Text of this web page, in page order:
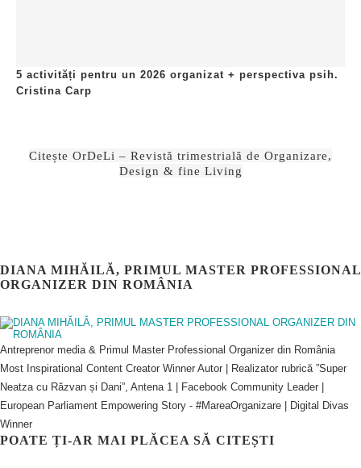
5 activități pentru un 2026 organizat + perspectiva psih.
Cristina Carp
Citește OrDeLi – Revistă trimestrială de Organizare,
Design & fine Living
DIANA MIHĂILĂ, PRIMUL MASTER PROFESSIONAL
ORGANIZER DIN ROMÂNIA
Antreprenor media & Primul Master Professional Organizer din România
Most Inspirational Content Creator Winner Autor | Realizator rubrică ”Super
Neatza cu Răzvan și Dani”, Antena 1 | Facebook Community Leader |
European Parliament Empowering Story - #MareaOrganizare | Digital Divas
Winner
POATE ȚI-AR MAI PLĂCEA SĂ CITEȘTI